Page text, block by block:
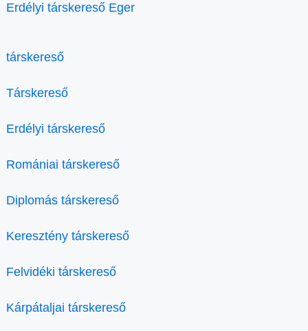
Erdélyi társkereső Eger
társkereső
Társkereső
Erdélyi társkereső
Romániai társkereső
Diplomás társkereső
Keresztény társkereső
Felvidéki társkereső
Kárpátaljai társkereső